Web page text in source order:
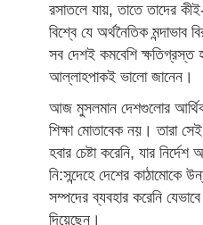
রসাতলে যায়, তাতে তাদের
বিশ্বে যে অর্থনৈতিক মন্দাভাব
সব দেশই কমবেশি ক্ষতিগ্রস্ত
আল্লাহপাকই ভালো জানেন।
আজ মুসলমান দেশগুলোর
শিক্ষা মোতাবেক নয়। তারা
হবার চেষ্টা করেনি, যার
নি:সন্দেহে দেশের কাঠামোকে
সম্পদের ব্যবহার করেনি
দিয়েছেন।